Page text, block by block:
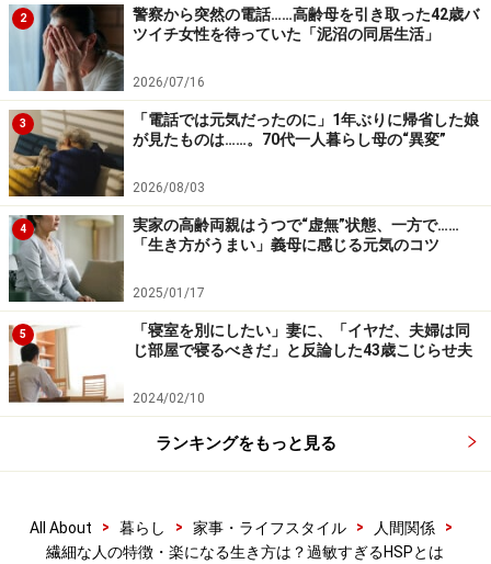
特性を持つ方とお話をすることがあります。彼らのなか
には、他人の言葉の奥にある気持ちを敏感に読みとるこ
とができる人もいます。
たとえば、彼らは自分にかけられたほめ言葉の真意を、
相手の声のトーンや表情から敏感に感じとってしまいま
す。そのため、心のこもっていない言葉をかけられる
と、言葉の裏にある相手の思い（おだて、悪意など）を
感じて、とても傷ついてしまうことがあるのです。
また、HSPは環境や状況の変化、人の感情の動きにも敏
感であるため、それらへの対応にエネルギーをたくさん
消費してしまいます。「そんなに気にしなければいいの
に」「もっと楽に考えてみようよ」などとアドバイスを
されても、そう器用にはできません。防衛策もないまま
に過剰な刺激にさらされることで、生きづらさを感じて
2
警察から突然の電話……高齢母を引き取った42歳バ
ツイチ女性を待っていた「泥沼の同居生活」
2026/07/16
3
「電話では元気だったのに」1年ぶりに帰省した娘
が見たものは……。70代一人暮らし母の“異変”
2026/08/03
4
実家の高齢両親はうつで“虚無”状態、一方で……
「生き方がうまい」義母に感じる元気のコツ
2025/01/17
5
「寝室を別にしたい」妻に、「イヤだ、夫婦は同
じ部屋で寝るべきだ」と反論した43歳こじらせ夫
2024/02/10
ランキングをもっと見る
All About > 暮らし > 家事・ライフスタイル > 人間関係
>
繊細な人の特徴・楽になる生き方は？過敏すぎるHSPとは